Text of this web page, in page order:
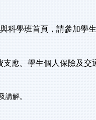
科學班首頁，請參加學
應。學生個人保險及交
講解。